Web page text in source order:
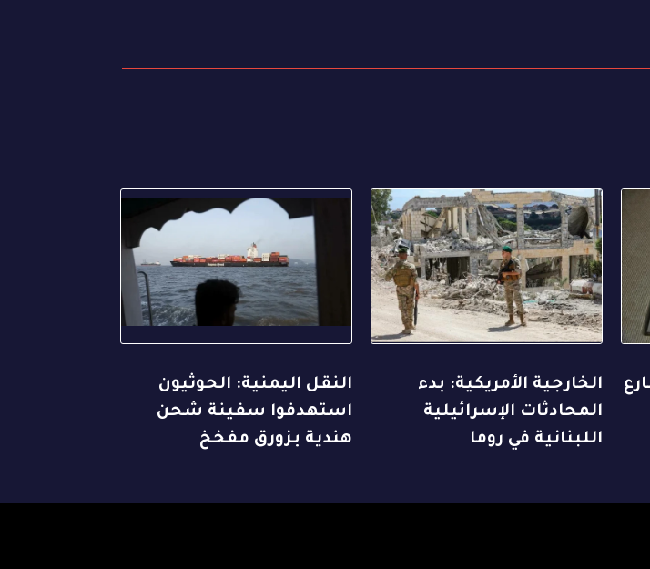
الخارجية الأمريكية: بدء
المحادثات الإسرائيلية
اللبنانية في روما
النقل اليمنية: الحوثيون
استهدفوا سفينة شحن
هندية بزورق مفخخ